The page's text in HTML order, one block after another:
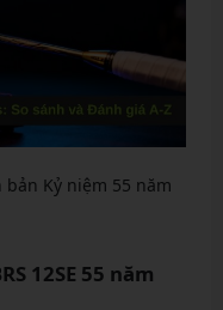
Kỷ niệm 55 năm
12SE 55 năm